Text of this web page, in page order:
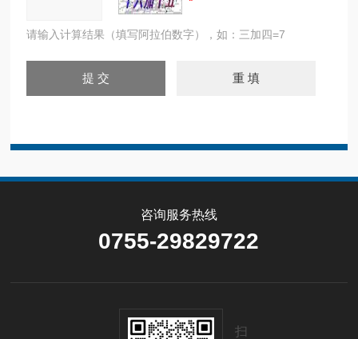
请输入计算结果（填写阿拉伯数字），如：三加四=7
咨询服务热线
0755-29829722
扫